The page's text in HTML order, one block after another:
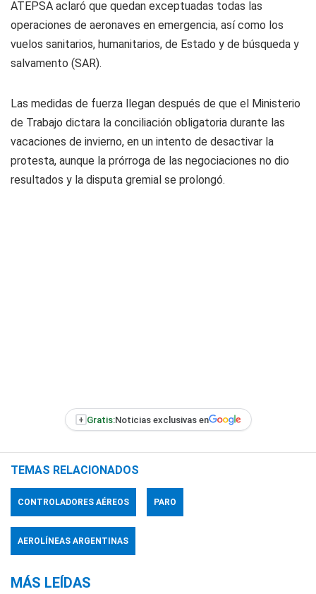
ATEPSA aclaró que quedan exceptuadas todas las
operaciones de aeronaves en emergencia, así como los
vuelos sanitarios, humanitarios, de Estado y de búsqueda y
salvamento (SAR).
Las medidas de fuerza llegan después de que el Ministerio
de Trabajo dictara la conciliación obligatoria durante las
vacaciones de invierno, en un intento de desactivar la
protesta, aunque la prórroga de las negociaciones no dio
resultados y la disputa gremial se prolongó.
+ Gratis:Noticias exclusivas en
TEMAS RELACIONADOS
CONTROLADORES AÉREOS PARO
AEROLÍNEAS ARGENTINAS
MÁS LEÍDAS